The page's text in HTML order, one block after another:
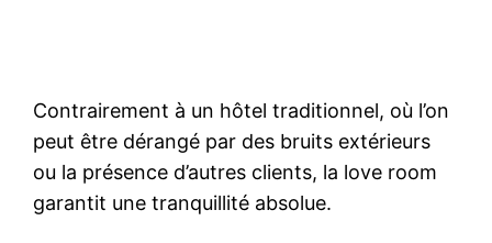
Contrairement à un hôtel traditionnel, où l’on
peut être dérangé par des bruits extérieurs
ou la présence d’autres clients, la love room
garantit une tranquillité absolue.